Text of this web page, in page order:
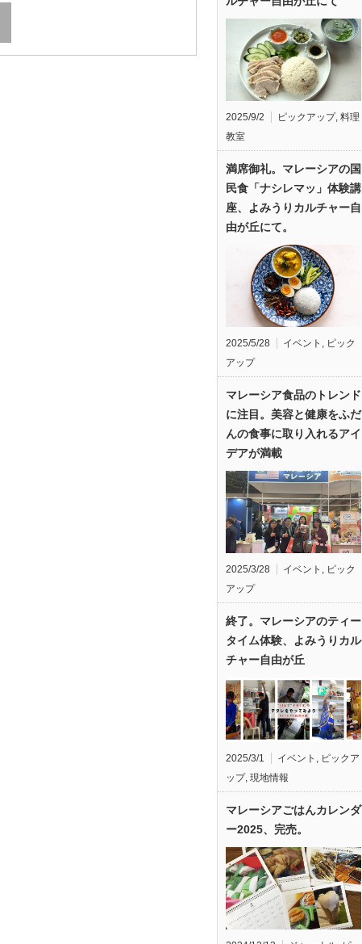
2025/9/2 ピックアップ, 料理
教室
満席御礼。マレーシアの国
民食「ナシレマッ」体験講
座、よみうりカルチャー自
由が丘にて。
2025/5/28 イベント , ピック
アップ
マレーシア食品のトレンド
に注目。美容と健康をふだ
んの食事に取り入れるアイ
デアが満載
2025/3/28 イベント
ピック
アップ
終了。マレーシアのティー
タイム体験、よみうりカル
チャー自由が丘
2025/3/1 イベント , ピックア
ップ, 現地情報
マレーシアごはんカレンダ
ー2025、完売。